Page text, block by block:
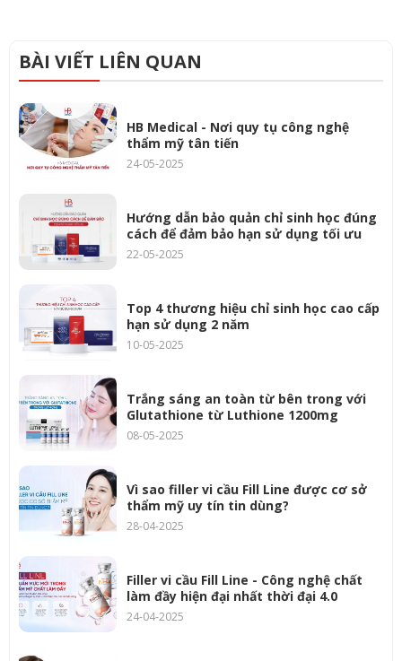
BÀI VIẾT LIÊN QUAN
HB Medical - Nơi quy tụ công nghệ
thẩm mỹ tân tiến
24-05-2025
Hướng dẫn bảo quản chỉ sinh học đúng
cách để đảm bảo hạn sử dụng tối ưu
22-05-2025
Top 4 thương hiệu chỉ sinh học cao cấp
hạn sử dụng 2 năm
10-05-2025
Trắng sáng an toàn từ bên trong với
Glutathione từ Luthione 1200mg
08-05-2025
Vì sao filler vi cầu Fill Line được cơ sở
thẩm mỹ uy tín tin dùng?
28-04-2025
Filler vi cầu Fill Line - Công nghệ chất
làm đầy hiện đại nhất thời đại 4.0
24-04-2025